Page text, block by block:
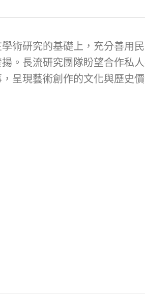
術研究的基礎上，充分善用
。長流研究團隊盼望合作私
呈現藝術創作的文化與歷史價